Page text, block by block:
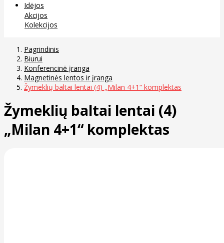
Idėjos
Akcijos
Kolekcijos
Pagrindinis
Biurui
Konferencinė įranga
Magnetinės lentos ir įranga
Žymeklių baltai lentai (4) „Milan 4+1“ komplektas
Žymeklių baltai lentai (4)
„Milan 4+1“ komplektas